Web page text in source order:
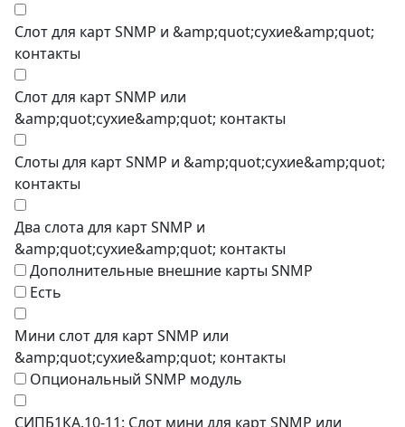
Cлот для карт SNMP и &amp;quot;сухие&amp;quot;
контакты
Cлот для карт SNMP или
&amp;quot;сухие&amp;quot; контакты
Cлоты для карт SNMP и &amp;quot;сухие&amp;quot;
контакты
Два слота для карт SNMP и
&amp;quot;сухие&amp;quot; контакты
Дополнительные внешние карты SNMP
Есть
Мини слот для карт SNMP или
&amp;quot;сухие&amp;quot; контакты
Опциональный SNMP модуль
СИПБ1КА.10-11: Слот мини для карт SNMP или